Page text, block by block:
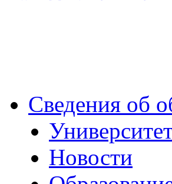
Сведения об
Новости